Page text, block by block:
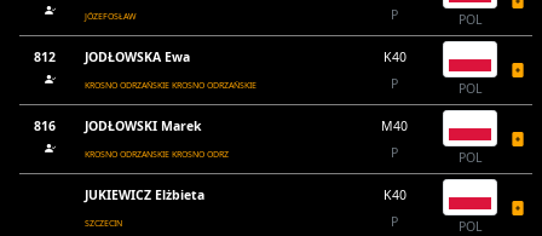
JÓZEFOSŁAW
P
POL
812 JODŁOWSKA Ewa
KROSNO ODRZAŃSKIE KROSNO ODRZAŃSKIE
K40
P
POL
816 JODŁOWSKI Marek
KROSNO ODRZANSKIE KROSNO ODRZ
M40
P
POL
JUKIEWICZ Elżbieta
SZCZECIN
K40
P
POL